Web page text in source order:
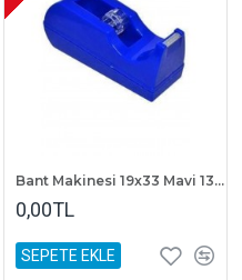
Bant Makinesi 19x33 Mavi 1310
0,00TL
SEPETE EKLE